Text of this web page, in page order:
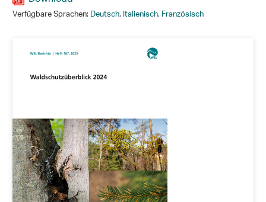
Verfügbare Sprachen:Deutsch,Italienisch,Französisch